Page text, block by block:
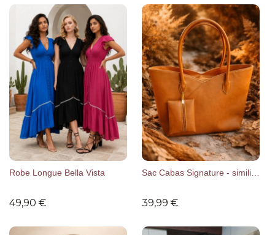
Robe Longue Bella Vista
49,90 €
Sac Cabas Signature - simili cuir
39,99 €